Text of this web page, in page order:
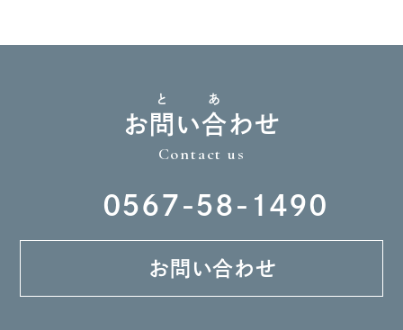
お問
と
い合
あ
わせ
Contact us
0567-58-1490
お問い合わせ